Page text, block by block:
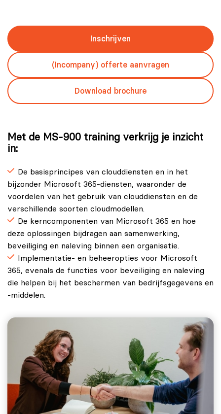
Inschrijven
(Incompany) offerte aanvragen
Download brochure
Met de MS-900 training verkrijg je inzicht
in:
De basisprincipes van clouddiensten en in het
bijzonder Microsoft 365-diensten, waaronder de
voordelen van het gebruik van clouddiensten en de
verschillende soorten cloudmodellen.
De kerncomponenten van Microsoft 365 en hoe
deze oplossingen bijdragen aan samenwerking,
beveiliging en naleving binnen een organisatie.
Implementatie- en beheeropties voor Microsoft
365, evenals de functies voor beveiliging en naleving
die helpen bij het beschermen van bedrijfsgegevens en
-middelen.